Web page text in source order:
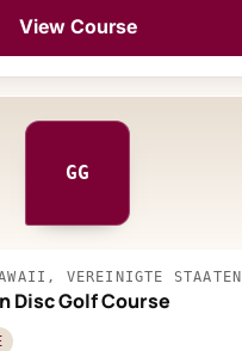
View Course
GG
VEREINIGTE STAATEN
Disc Golf Course